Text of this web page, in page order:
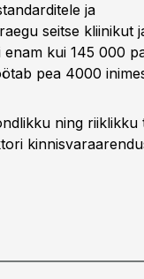
ja
seitse kliinikut
kui 145 000
pea 4000
ning riiklikku